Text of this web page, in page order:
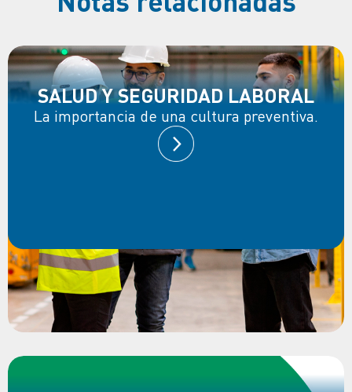
SALUD Y SEGURIDAD LABORAL
La importancia de una cultura preventiva.